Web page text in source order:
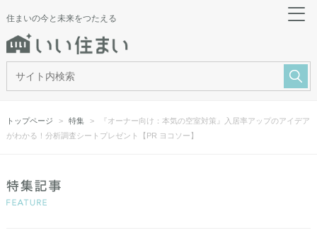
住まいの今と未来をつたえる
トップページ 特集
『オーナー向け：本気の空室対策』入居率アップのアイデア
がわかる！分析調査シートプレゼント【PR ヨコソー】